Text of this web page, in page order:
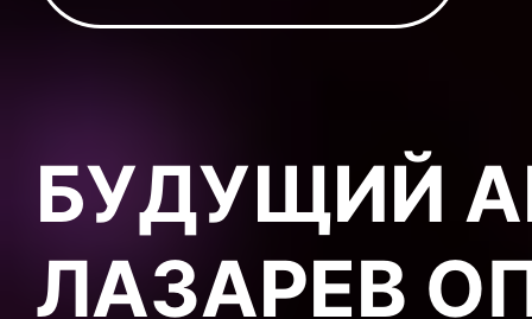
БУДУЩИЙ
ЛАЗАРЕВ